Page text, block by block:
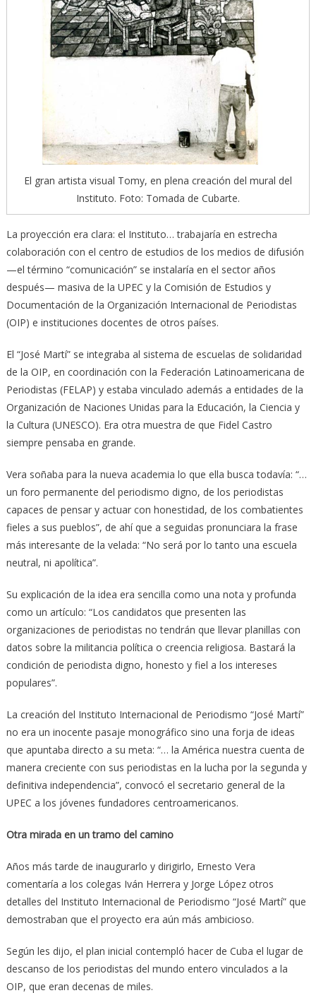
El gran artista visual Tomy, en plena creación del mural del
Instituto. Foto: Tomada de Cubarte.
La proyección era clara: el Instituto… trabajaría en estrecha
colaboración con el centro de estudios de los medios de difusión
—el término “comunicación” se instalaría en el sector años
después— masiva de la UPEC y la Comisión de Estudios y
Documentación de la Organización Internacional de Periodistas
(OIP) e instituciones docentes de otros países.
El “José Martí” se integraba al sistema de escuelas de solidaridad
de la OIP, en coordinación con la Federación Latinoamericana de
Periodistas (FELAP) y estaba vinculado además a entidades de la
Organización de Naciones Unidas para la Educación, la Ciencia y
la Cultura (UNESCO). Era otra muestra de que Fidel Castro
siempre pensaba en grande.
Vera soñaba para la nueva academia lo que ella busca todavía: “…
un foro permanente del periodismo digno, de los periodistas
capaces de pensar y actuar con honestidad, de los combatientes
fieles a sus pueblos”, de ahí que a seguidas pronunciara la frase
más interesante de la velada: “No será por lo tanto una escuela
neutral, ni apolítica”.
Su explicación de la idea era sencilla como una nota y profunda
como un artículo: “Los candidatos que presenten las
organizaciones de periodistas no tendrán que llevar planillas con
datos sobre la militancia política o creencia religiosa. Bastará la
condición de periodista digno, honesto y fiel a los intereses
populares”.
La creación del Instituto Internacional de Periodismo “José Martí”
no era un inocente pasaje monográfico sino una forja de ideas
que apuntaba directo a su meta: “… la América nuestra cuenta de
manera creciente con sus periodistas en la lucha por la segunda y
definitiva independencia”, convocó el secretario general de la
UPEC a los jóvenes fundadores centroamericanos.
Otra mirada en un tramo del camino
Años más tarde de inaugurarlo y dirigirlo, Ernesto Vera
comentaría a los colegas Iván Herrera y Jorge López otros
detalles del Instituto Internacional de Periodismo “José Martí” que
demostraban que el proyecto era aún más ambicioso.
Según les dijo, el plan inicial contempló hacer de Cuba el lugar de
descanso de los periodistas del mundo entero vinculados a la
OIP, que eran decenas de miles.